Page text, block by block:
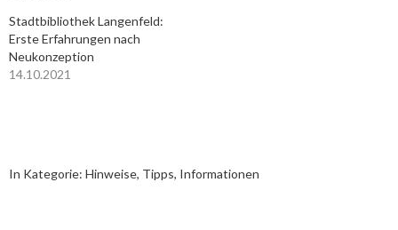
Stadtbibliothek Langenfeld:
Erste Erfahrungen nach
Neukonzeption
14.10.2021
In Kategorie: Hinweise, Tipps, Informationen